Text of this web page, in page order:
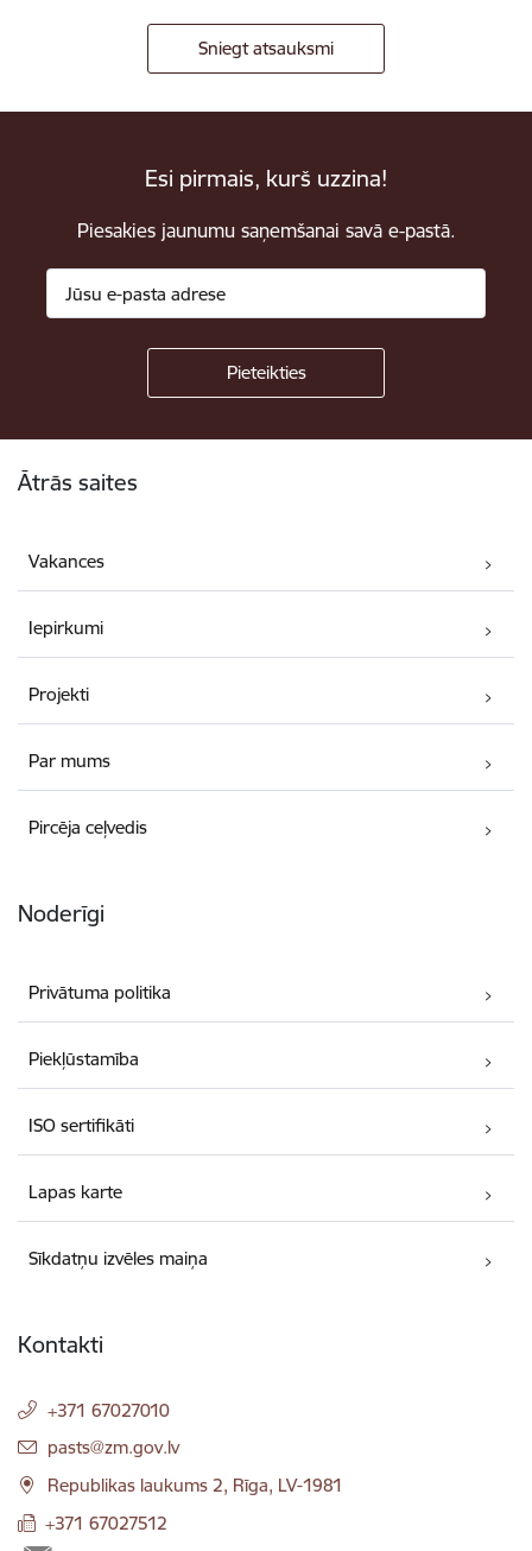
Sniegt atsauksmi
Esi pirmais, kurš uzzina!
Piesakies jaunumu saņemšanai savā e-pastā.
Ātrās saites
Vakances
Iepirkumi
Projekti
Par mums
Pircēja ceļvedis
Noderīgi
Privātuma politika
Piekļūstamība
ISO sertifikāti
Lapas karte
Sīkdatņu izvēles maiņa
Kontakti
+371 67027010
E-pasts:
pasts@zm.gov.lv
Republikas laukums 2, Rīga, LV-1981
+371 67027512